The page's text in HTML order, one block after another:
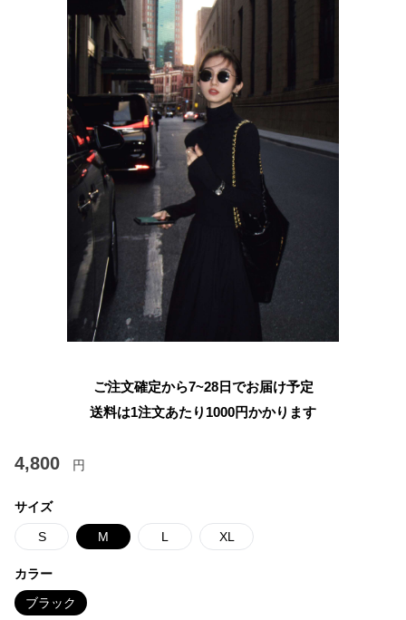
ご注文確定から7~28日でお届け予定
送料は1注文あたり 1000円かかります
4,800 円
サイズ
S M L XL
カラー
ブラック